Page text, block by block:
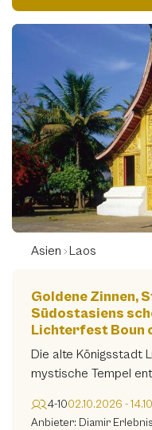
Asien Laos
Goldene Zinnen,
Südostasiens
Lichterfest Boun
Die alte Königsstadt
mystische Tempel
4-1002.10.2026 -
Anbieter: Diamir